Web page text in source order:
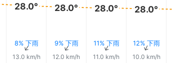
28.0°
8% 下雨
↑
13.0 km/h
28.0°
9% 下雨
↑
12.0 km/h
28.0°
11% 下雨
↑
11.0 km/h
28.0°
12% 下雨
↑
10.0 km/h